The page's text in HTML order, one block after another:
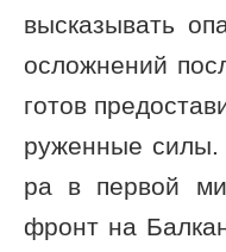
высказывать
осложнений
готов
руженные силы.
ра в первой
фронт на